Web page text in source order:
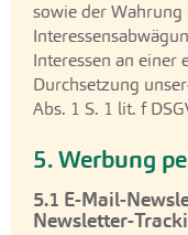
sowie der
Interessen an einer
Durchsetzung
Abs. 1 S. 1 lit. f
5. Werbung
5.1 E-Mail-
Newsletter-